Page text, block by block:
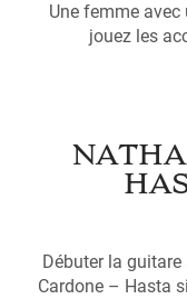
Une femme
jouez les
Débuter la
Cardone – Hasta